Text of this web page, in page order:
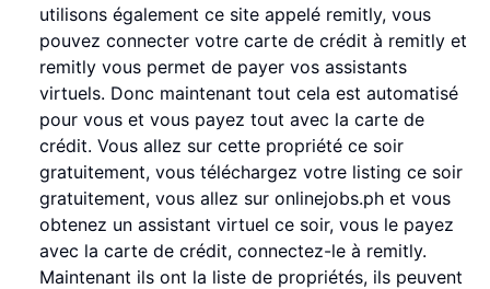
utilisons également ce site appelé remitly, vous
pouvez connecter votre carte de crédit à remitly et
remitly vous permet de payer vos assistants
virtuels. Donc maintenant tout cela est automatisé
pour vous et vous payez tout avec la carte de
crédit. Vous allez sur cette propriété ce soir
gratuitement, vous téléchargez votre listing ce soir
gratuitement, vous allez sur onlinejobs.ph et vous
obtenez un assistant virtuel ce soir, vous le payez
avec la carte de crédit, connectez-le à remitly.
Maintenant ils ont la liste de propriétés, ils peuvent